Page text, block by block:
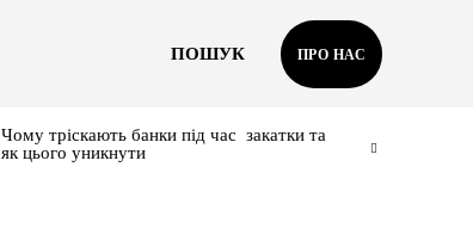
ПОШУК ПРО НАС
Чому тріскають банки під час закатки та
як цього уникнути